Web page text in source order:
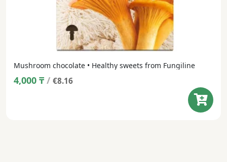
Mushroom chocolate • Healthy sweets from Fungiline
4,000 ₸ / €8.16